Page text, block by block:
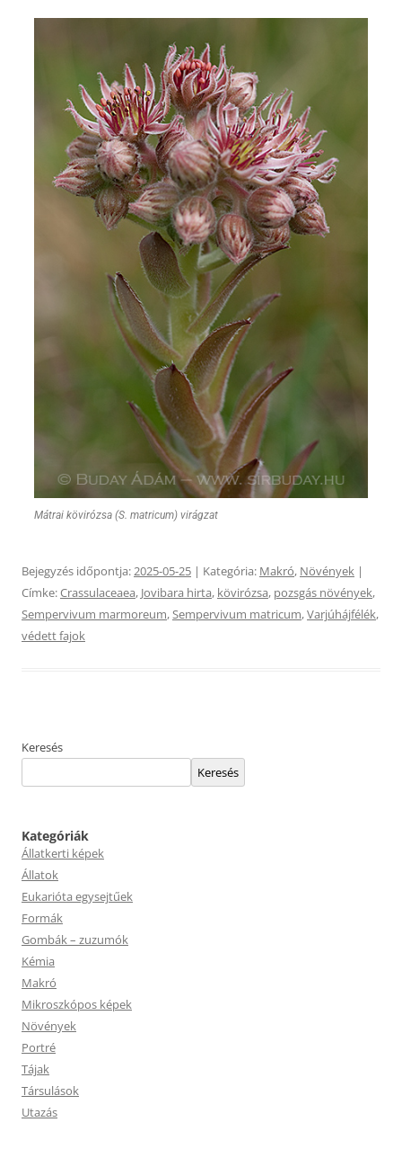
Mátrai kövirózsa (S. matricum) virágzat
Bejegyzés időpontja:2025-05-25 | Kategória: Makró, Növények |
Címke:Crassulaceaea, Jovibara hirta, kövirózsa, pozsgás növények,
Sempervivum marmoreum,Sempervivum matricum,Varjúhájfélék,
védett fajok
Keresés
Keresés
Kategóriák
Állatkerti képek
Állatok
Eukarióta egysejtűek
Formák
Gombák – zuzumók
Kémia
Makró
Mikroszkópos képek
Növények
Portré
Tájak
Társulások
Utazás